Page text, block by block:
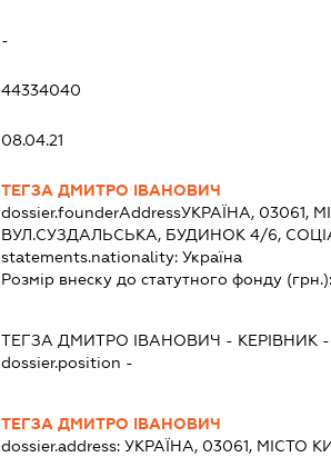
-
44334040
08.04.21
ТЕГЗА ДМИТРО ІВАНОВИЧ
dossier.founderAddressУКРАЇНА, 03061,
ВУЛ.СУЗДАЛЬСЬКА, БУДИНОК 4/6,
statements.nationality: Україна
Розмір внеску до статутного фонду (грн.):
ТЕГЗА ДМИТРО ІВАНОВИЧ - КЕРІВНИК
dossier.position -
ТЕГЗА ДМИТРО ІВАНОВИЧ
dossier.address: УКРАЇНА, 03061, МІСТО